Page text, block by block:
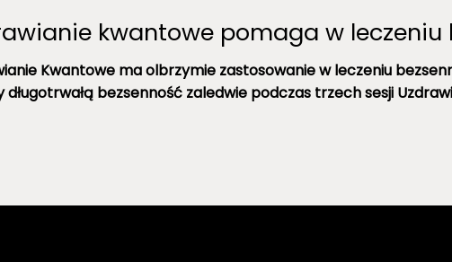
kwantowe pomaga w leczeniu
Kwantowe ma olbrzymie zastosowanie w leczeniu
długotrwałą bezsenność zaledwie podczas trzech sesji